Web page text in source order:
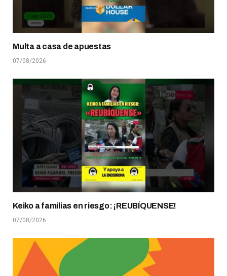
Multa a casa de apuestas
07/08/2026
Keiko a familias en riesgo: ¡REUBÍQUENSE!
07/08/2026